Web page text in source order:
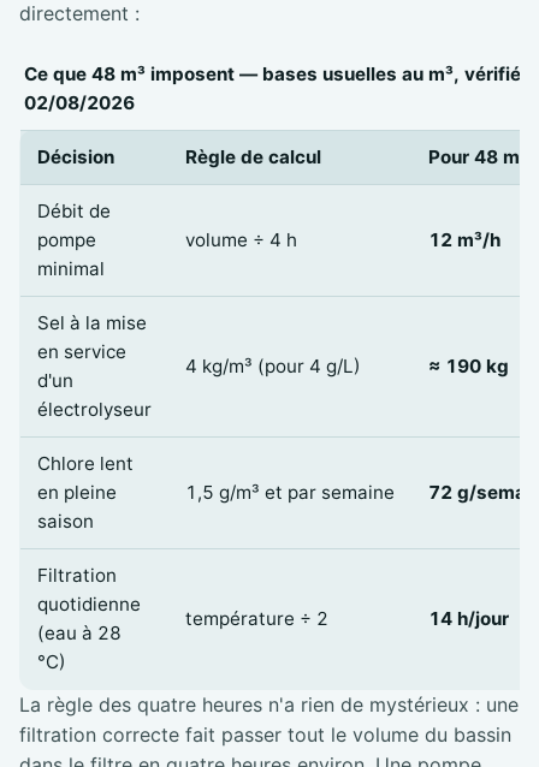
directement :
Ce que 48 m³ imposent — bases usuelles au m³,
02/08/2026
Décision Règle de calcul Pour 48 m³
Débit de
pompe
minimal
volume ÷ 4 h 12 m³/h
Sel à la mise
en service
d'un
électrolyseur
4 kg/m³ (pour 4 g/L) ≈ 190 kg
Chlore lent
en pleine
saison
1,5 g/m³ et par semaine 72 g/
Filtration
quotidienne
(eau à 28
°C)
température ÷ 2 14 h/jour
La règle des quatre heures n'a rien de mystérieux : une
filtration correcte fait passer tout le volume du bassin